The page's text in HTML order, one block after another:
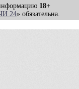
18+
24» обязательна.